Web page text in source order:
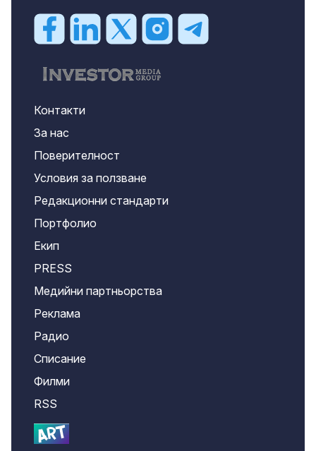
Контакти
За нас
Поверителност
Условия за ползване
Редакционни стандарти
Портфолио
Екип
PRESS
Медийни партньорства
Реклама
Радио
Списание
Филми
RSS